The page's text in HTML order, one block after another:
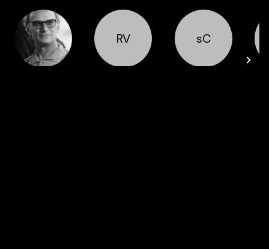
RV sC